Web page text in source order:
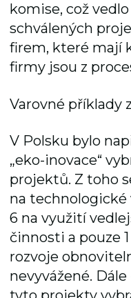
komise, což
schválených
firem, které mají
firmy jsou z
Varovné příklady
V Polsku bylo
„eko-inovace“
projektů. Z toho
na technologické
6 na využití
činnosti a pouze
rozvoje
nevyvážené.